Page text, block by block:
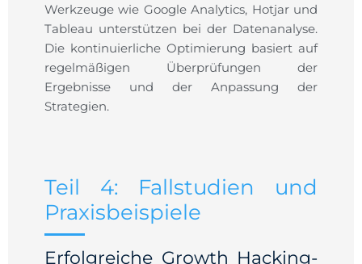
Werkzeuge wie Google Analytics, Hotjar und
Tableau unterstützen bei der Datenanalyse.
Die kontinuierliche Optimierung basiert auf
regelmäßigen Überprüfungen der
Ergebnisse und der Anpassung der
Strategien.
Teil 4: Fallstudien und
Praxisbeispiele
Erfolgreiche Growth Hacking-